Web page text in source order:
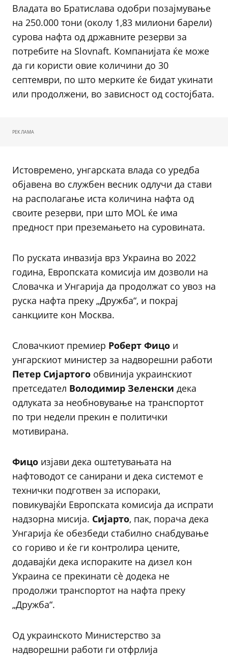
Владата во Братислава одобри позајмување
на 250.000 тони (околу 1,83 милиони барели)
сурова нафта од државните резерви за
потребите на Slovnaft. Компанијата ќе може
да ги користи овие количини до 30
септември, по што мерките ќе бидат укинати
или продолжени, во зависност од состојбата.
РЕКЛАМА
Истовремено, унгарската влада со уредба
објавена во службен весник одлучи да стави
на располагање иста количина нафта од
своите резерви, при што MOL ќе има
предност при преземањето на суровината.
По руската инвазија врз Украина во 2022
година, Европската комисија им дозволи на
Словачка и Унгарија да продолжат со увоз на
руска нафта преку „Дружба“, и покрај
санкциите кон Москва.
Словачкиот премиер Роберт Фицо и
унгарскиот министер за надворешни работи
Петер Сијартого обвинија украинскиот
претседател Володимир Зеленски дека
одлуката за необновување на транспортот
по три недели прекин е политички
мотивирана.
Фицо изјави дека оштетувањата на
нафтоводот се санирани и дека системот е
технички подготвен за испораки,
повикувајќи Европската комисија да испрати
надзорна мисија. Сијарто, пак, порача дека
Унгарија ќе обезбеди стабилно снабдување
со гориво и ќе ги контролира цените,
додавајќи дека испораките на дизел кон
Украина се прекинати сè додека не
продолжи транспортот на нафта преку
„Дружба“.
Од украинското Министерство за
надворешни работи ги отфрлија